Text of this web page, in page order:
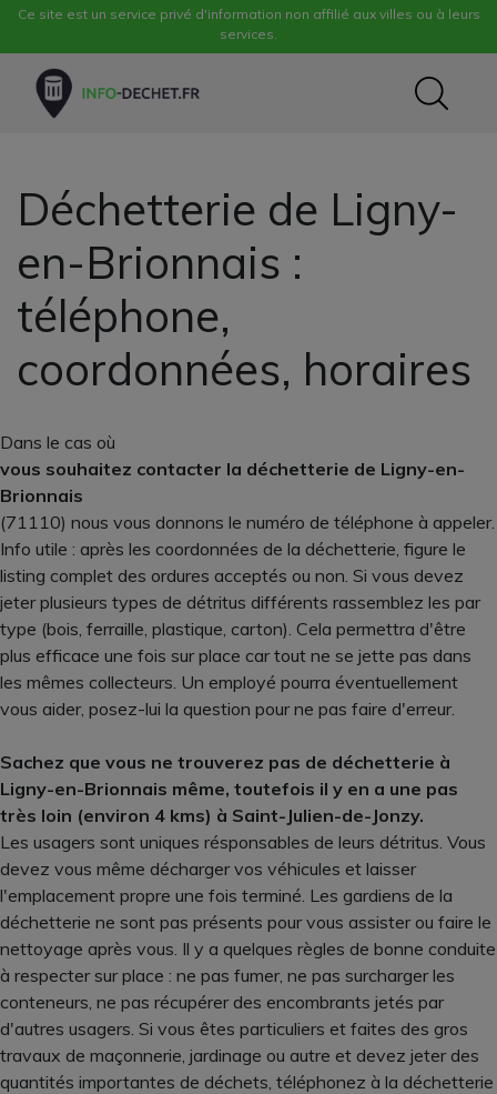
Ce site est un service privé d'information non affilié aux villes ou à leurs
services.
Déchetterie de Ligny-
en-Brionnais :
téléphone,
coordonnées, horaires
Dans le cas où
vous souhaitez contacter la déchetterie de Ligny-en-
Brionnais
(71110) nous vous donnons le numéro de téléphone à appeler.
Info utile : après les coordonnées de la déchetterie, figure le
listing complet des ordures acceptés ou non. Si vous devez
jeter plusieurs types de détritus différents rassemblez les par
type (bois, ferraille, plastique, carton). Cela permettra d'être
plus efficace une fois sur place car tout ne se jette pas dans
les mêmes collecteurs. Un employé pourra éventuellement
vous aider, posez-lui la question pour ne pas faire d'erreur.
Sachez que vous ne trouverez pas de déchetterie à
Ligny-en-Brionnais même, toutefois il y en a une pas
très loin (environ 4 kms) à Saint-Julien-de-Jonzy.
Les usagers sont uniques résponsables de leurs détritus. Vous
devez vous même décharger vos véhicules et laisser
l'emplacement propre une fois terminé. Les gardiens de la
déchetterie ne sont pas présents pour vous assister ou faire le
nettoyage après vous. Il y a quelques règles de bonne conduite
à respecter sur place : ne pas fumer, ne pas surcharger les
conteneurs, ne pas récupérer des encombrants jetés par
d'autres usagers. Si vous êtes particuliers et faites des gros
travaux de maçonnerie, jardinage ou autre et devez jeter des
quantités importantes de déchets, téléphonez à la déchetterie